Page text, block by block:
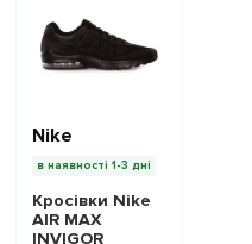
Nike
в наявності 1-3 дні
Кросівки Nike
AIR MAX
INVIGOR